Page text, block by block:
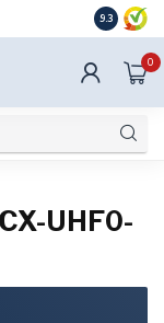
Ook
9.3
0
UHF0-